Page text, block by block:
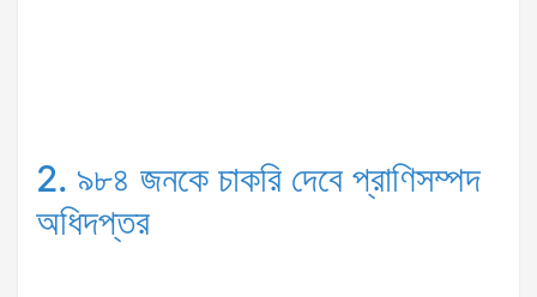
2. ৯৮৪ জনকে চাকরি দেবে প্রাণিসম্পদ
অধিদপ্তর